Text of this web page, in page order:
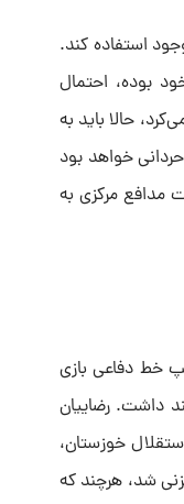
استفاده کند.
بوده، احتمال
حالا باید به
خواهد بود
مدافع مرکزی به
خط دفاعی بازی
داشت. رضاییان
خوزستان،
شد، هرچند که